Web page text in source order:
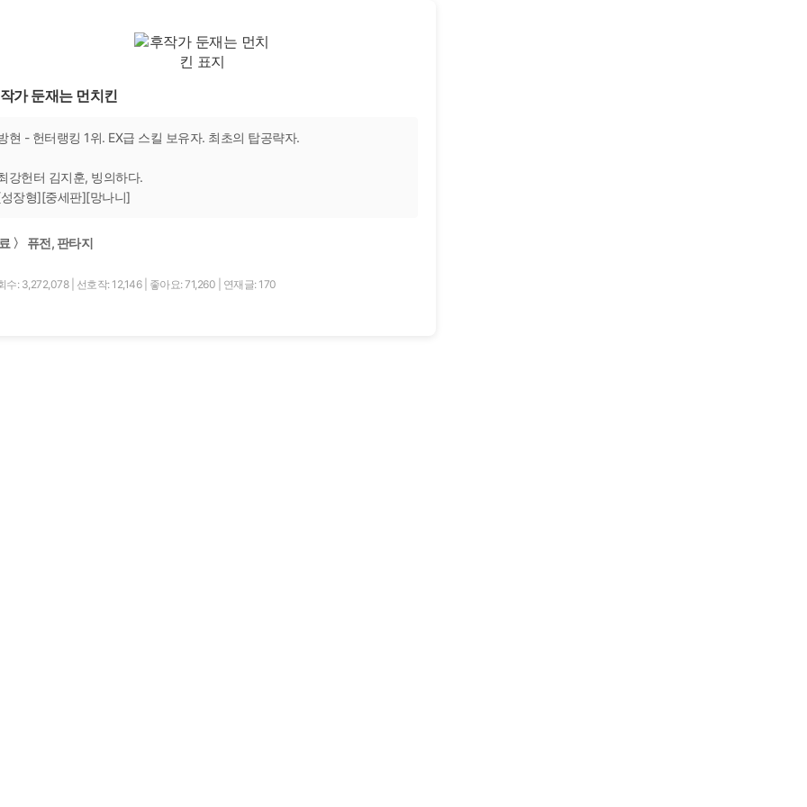
가 둔재는 먼치킨
현 - 헌터랭킹 1위. EX급 스킬 보유자. 최초의 탑공략자.
강헌터 김지훈, 빙의하다.
장형][중세판][망나니]
〉 퓨전, 판타지
수: 3,272,078 선호작: 12,146 좋아요: 71,260 연재글: 170